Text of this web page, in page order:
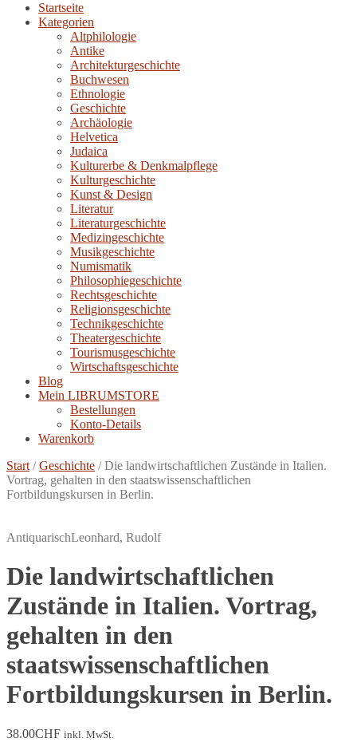
Startseite
Kategorien
Altphilologie
Antike
Architekturgeschichte
Buchwesen
Ethnologie
Geschichte
Archäologie
Helvetica
Judaica
Kulturerbe & Denkmalpflege
Kulturgeschichte
Kunst & Design
Literatur
Literaturgeschichte
Medizingeschichte
Musikgeschichte
Numismatik
Philosophiegeschichte
Rechtsgeschichte
Religionsgeschichte
Technikgeschichte
Theatergeschichte
Tourismusgeschichte
Wirtschaftsgeschichte
Blog
Mein LIBRUMSTORE
Bestellungen
Konto-Details
Warenkorb
Start /Geschichte /Die landwirtschaftlichen Zustände in Italien.
Vortrag, gehalten in den staatswissenschaftlichen
Fortbildungskursen in Berlin.
AntiquarischLeonhard, Rudolf
Die landwirtschaftlichen
Zustände in Italien. Vortrag,
gehalten in den
staatswissenschaftlichen
Fortbildungskursen in Berlin.
38.00CHF inkl. MwSt.